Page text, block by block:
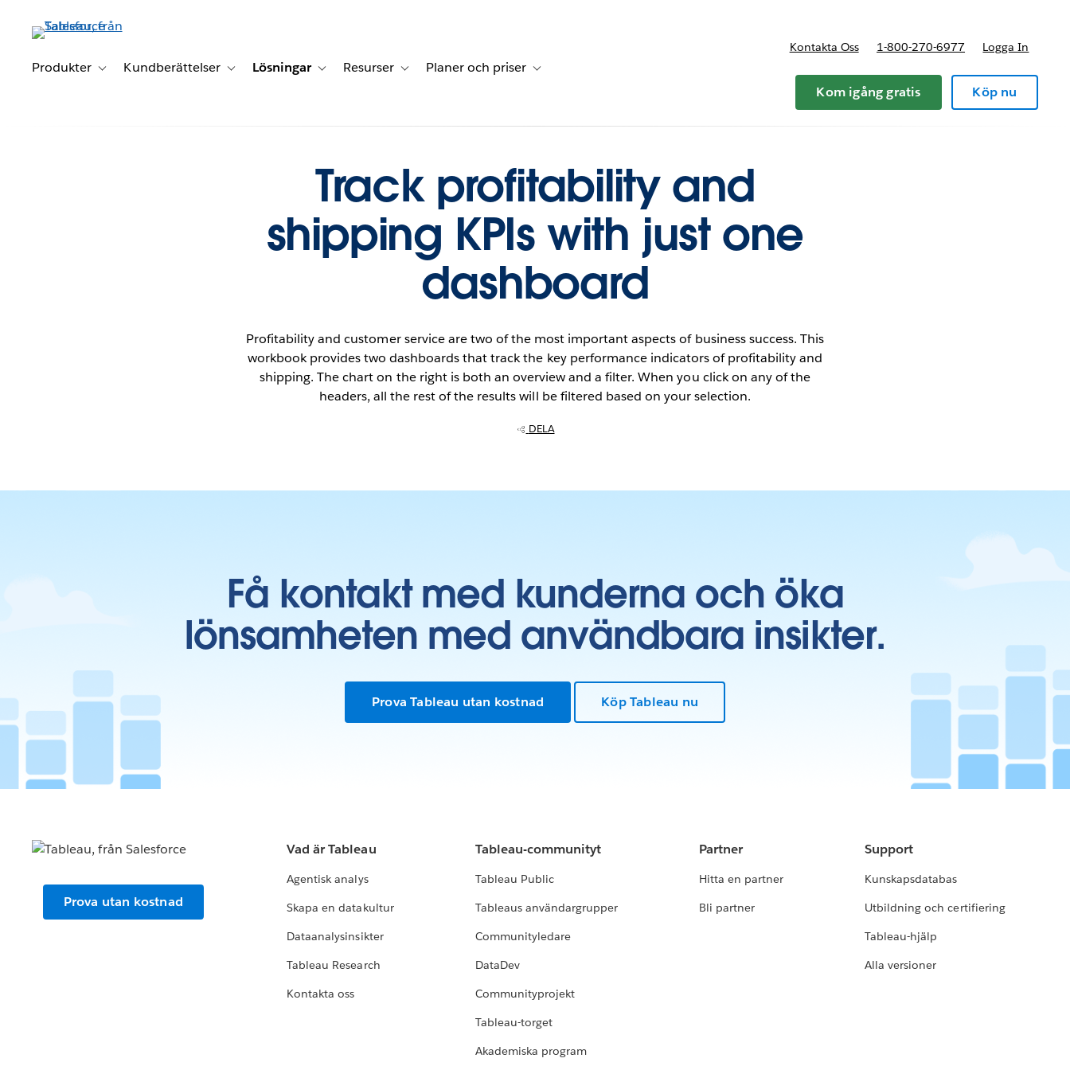
vidare
huvudinnehållet
Produkter Toggle sub-navigation for Produkter
Kundberättelser Toggle sub-navigation for Kundberättelser
Lösningar Toggle sub-navigation for Lösningar
Resurser Toggle sub-navigation for Resurser
Planer och priser Toggle sub-navigation for Planer och priser
Kontakta Oss 1-800-270-6977 Logga In
Kom igång gratis Köp nu
Track profitability and
shipping KPIs with just one
dashboard
Profitability and customer service are two of the most important aspects of business success. This
workbook provides two dashboards that track the key performance indicators of profitability and
shipping. The chart on the right is both an overview and a filter. When you click on any of the
headers, all the rest of the results will be filtered based on your selection.
DELA
Få kontakt med kunderna och öka
lönsamheten med användbara insikter.
Prova Tableau utan kostnad Köp Tableau nu
Prova utan kostnad
Vad är Tableau
Agentisk analys
Skapa en datakultur
Dataanalysinsikter
Tableau Research
Kontakta oss
Tableau-communityt
Tableau Public
Tableaus användargrupper
Communityledare
DataDev
Communityprojekt
Tableau-torget
Akademiska program
Partner
Hitta en partner
Bli partner
Support
Kunskapsdatabas
Utbildning och certifiering
Tableau-hjälp
Alla versioner